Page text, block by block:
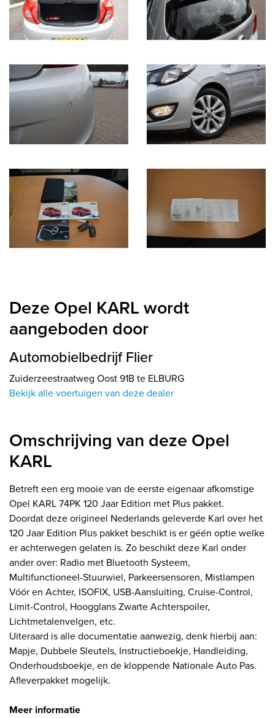
Deze Opel KARL wordt
aangeboden door
Automobielbedrijf Flier
Zuiderzeestraatweg Oost 91B te ELBURG
Bekijk alle voertuigen van deze dealer
Omschrijving van deze Opel
KARL
Betreft een erg mooie van de eerste eigenaar afkomstige
Opel KARL 74PK 120 Jaar Edition met Plus pakket.
Doordat deze origineel Nederlands geleverde Karl over het
120 Jaar Edition Plus pakket beschikt is er géén optie welke
er achterwegen gelaten is. Zo beschikt deze Karl onder
ander over: Radio met Bluetooth Systeem,
Multifunctioneel-Stuurwiel, Parkeersensoren, Mistlampen
Vóór en Achter, ISOFIX, USB-Aansluiting, Cruise-Control,
Limit-Control, Hoogglans Zwarte Achterspoiler,
Lichtmetalenvelgen, etc.
Uiteraard is alle documentatie aanwezig, denk hierbij aan:
Mapje, Dubbele Sleutels, Instructieboekje, Handleiding,
Onderhoudsboekje, en de kloppende Nationale Auto Pas.
Afleverpakket mogelijk.
Meer informatie